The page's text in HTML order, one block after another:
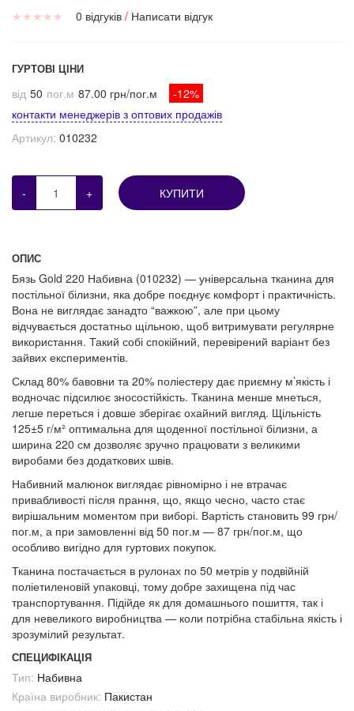
★ ★ ★ ★ ★ 0 відгуків / Написати відгук
ГУРТОВІ ЦІНИ
від 50 пог.м 87.00 грн/пог.м
-12%
контакти менеджерів з оптових продажів
Артикул: 010232
- + КУПИТИ
ОПИС
Бязь Gold 220 Набивна (010232) — універсальна тканина для
постільної білизни, яка добре поєднує комфорт і практичність.
Вона не виглядає занадто “важкою”, але при цьому
відчувається достатньо щільною, щоб витримувати регулярне
використання. Такий собі спокійний, перевірений варіант без
зайвих експериментів.
Склад 80% бавовни та 20% поліестеру дає приємну м’якість і
водночас підсилює зносостійкість. Тканина менше мнеться,
легше переться і довше зберігає охайний вигляд. Щільність
125±5 г/м² оптимальна для щоденної постільної білизни, а
ширина 220 см дозволяє зручно працювати з великими
виробами без додаткових швів.
Набивний малюнок виглядає рівномірно і не втрачає
привабливості після прання, що, якщо чесно, часто стає
вирішальним моментом при виборі. Вартість становить 99 грн/
пог.м, а при замовленні від 50 пог.м — 87 грн/пог.м, що
особливо вигідно для гуртових покупок.
Тканина постачається в рулонах по 50 метрів у подвійній
поліетиленовій упаковці, тому добре захищена під час
транспортування. Підійде як для домашнього пошиття, так і
для невеликого виробництва — коли потрібна стабільна якість і
зрозумілий результат.
СПЕЦИФІКАЦІЯ
Тип: Набивна
Країна виробник: Пакистан